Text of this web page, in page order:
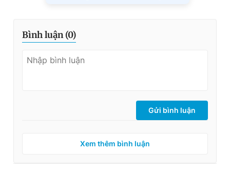
Bình luận (0)
Gửi bình luận
Xem thêm bình luận